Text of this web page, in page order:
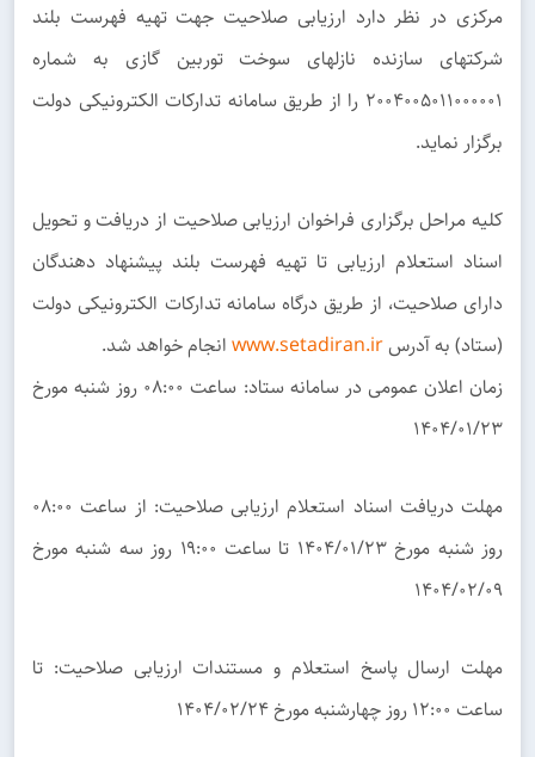
مرکزی در نظر دارد ارزیابی صلاحیت جهت تهیه فهرست بلند
شرکتهای سازنده نازلهای سوخت توربین گازی به شماره
۲۰۰۴۰۰۵۰۱۱۰۰۰۰۰۱ را از طریق سامانه تدارکات الکترونیکی دولت
برگزار نماید.
کلیه مراحل برگزاری فراخوان ارزیابی صلاحیت از دریافت و تحویل
اسناد استعلام ارزیابی تا تهیه فهرست بلند پیشنهاد دهندگان
دارای صلاحیت، از طریق درگاه سامانه تدارکات الکترونیکی دولت
(ستاد) به آدرس www.setadiran.ir انجام خواهد شد.
زمان اعلان عمومی در سامانه ستاد: ساعت ۰۸:۰۰ روز شنبه مورخ
۱۴۰۴/۰۱/۲۳
مهلت دریافت اسناد استعلام ارزیابی صلاحیت: از ساعت ۰۸:۰۰
روز شنبه مورخ ۱۴۰۴/۰۱/۲۳ تا ساعت ۱۹:۰۰ روز سه شنبه مورخ
۱۴۰۴/۰۲/۰۹
مهلت ارسال پاسخ استعلام و مستندات ارزیابی صلاحیت: تا
ساعت ۱۲:۰۰ روز چهارشنبه مورخ ۱۴۰۴/۰۲/۲۴